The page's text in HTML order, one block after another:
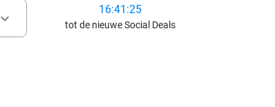
keyboard_arrow_down
16:41:24
tot de nieuwe Social Deals